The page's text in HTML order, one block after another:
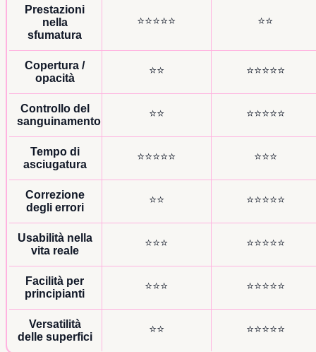
Prestazioni
nella
sfumatura
⭐⭐⭐⭐⭐ ⭐⭐
Copertura /
opacità
⭐⭐ ⭐⭐⭐⭐⭐
Controllo del
sanguinamento
⭐⭐ ⭐⭐⭐⭐⭐
Tempo di
asciugatura
⭐⭐⭐⭐⭐ ⭐⭐⭐
Correzione
degli errori
⭐⭐ ⭐⭐⭐⭐⭐
Usabilità nella
vita reale
⭐⭐⭐ ⭐⭐⭐⭐⭐
Facilità per
principianti
⭐⭐⭐ ⭐⭐⭐⭐⭐
Versatilità
delle superfici
⭐⭐ ⭐⭐⭐⭐⭐